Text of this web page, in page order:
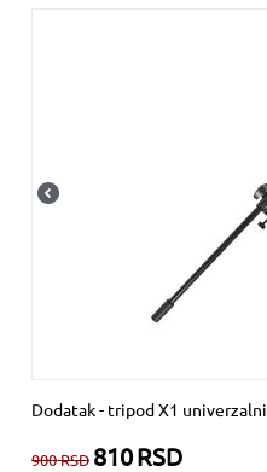
Dodatak - tripod X1 univerzalni
900RSD 810RSD